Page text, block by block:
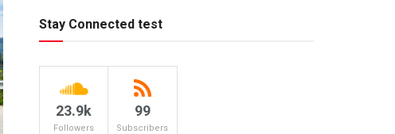
Stay Connected test
23.9k
Followers
99
Subscribers